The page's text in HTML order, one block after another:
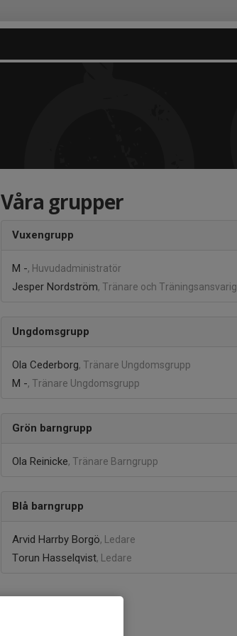
Våra grupper
Vuxengrupp
M -, Huvudadministratör
Jesper Nordström, Tränare och Träningsansvarig
Ungdomsgrupp
Ola Cederborg, Tränare Ungdomsgrupp
M -, Tränare Ungdomsgrupp
Grön barngrupp
Ola Reinicke, Tränare Barngrupp
Blå barngrupp
Arvid Harrby Borgö, Ledare
Torun Hasselqvist, Ledare